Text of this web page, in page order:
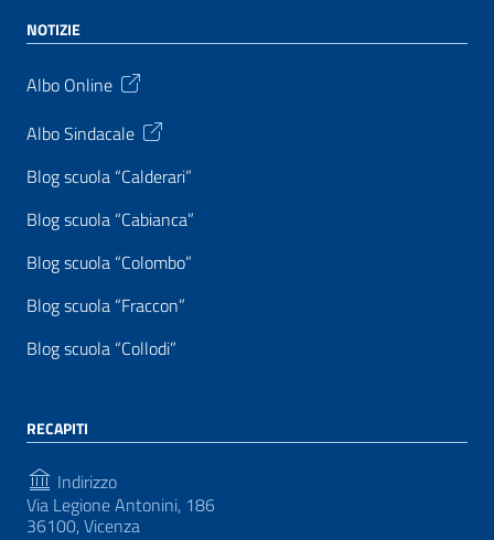
NOTIZIE
Albo Online
Albo Sindacale
Blog scuola “Calderari”
Blog scuola “Cabianca”
Blog scuola “Colombo”
Blog scuola “Fraccon”
Blog scuola “Collodi”
RECAPITI
Indirizzo
Via Legione Antonini, 186
36100, Vicenza